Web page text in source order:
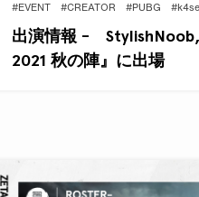
#EVENT #CREATOR #PUBG
出演情報 -
2021 秋の陣』に出場